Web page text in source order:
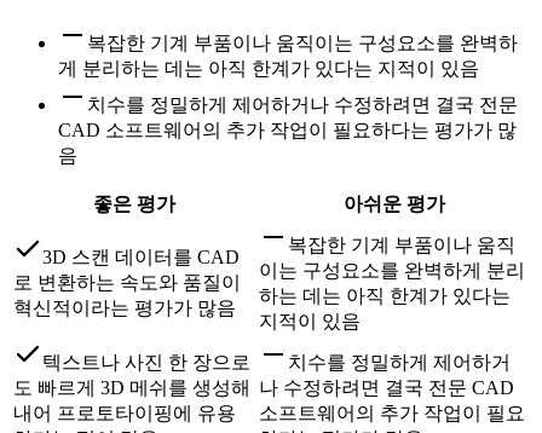
복잡한 기계 부품이나 움직이는 구성요소를 완벽하
게 분리하는 데는 아직 한계가 있다는 지적이 있음
치수를 정밀하게 제어하거나 수정하려면 결국 전문
CAD 소프트웨어의 추가 작업이 필요하다는 평가가 많
음
좋은 평가 아쉬운 평가
3D 스캔 데이터를 CAD
로 변환하는 속도와 품질이
혁신적이라는 평가가 많음
복잡한 기계 부품이나 움직
이는 구성요소를 완벽하게 분리
하는 데는 아직 한계가 있다는
지적이 있음
텍스트나 사진 한 장으로
도 빠르게 3D 메쉬를 생성해
내어 프로토타이핑에 유용
치수를 정밀하게 제어하거
나 수정하려면 결국 전문 CAD
소프트웨어의 추가 작업이 필요